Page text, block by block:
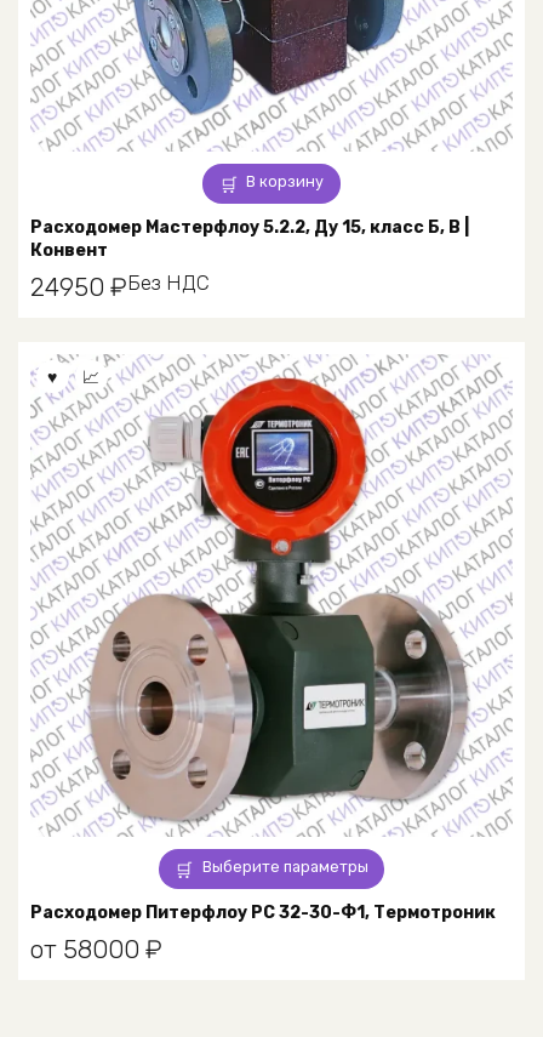
В корзину
Расходомер Мастерфлоу 5.2.2, Ду 15, класс Б, В |
Конвент
24950 ₽Без НДС
Выберите параметры
Этот
товар
имеет
Расходомер Питерфлоу РС 32-30-Ф1, Термотроник
от 58000 ₽